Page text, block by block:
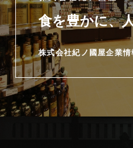
食を豊かに、
株式会社紀ノ國屋企業情